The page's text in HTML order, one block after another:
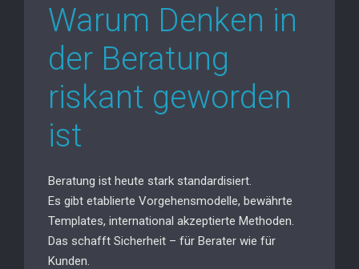
Warum Denken in
der Beratung
riskant geworden
ist
Beratung ist heute stark standardisiert.
Es gibt etablierte Vorgehensmodelle, bewährte
Templates, international akzeptierte Methoden.
Das schafft Sicherheit – für Berater wie für
Kunden.